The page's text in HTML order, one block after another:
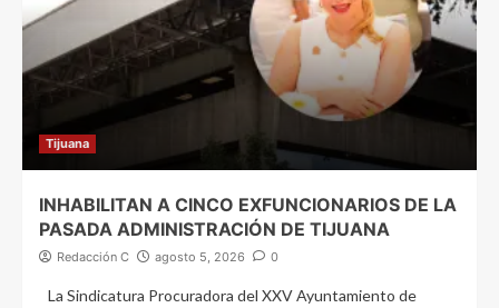
Tijuana
INHABILITAN A CINCO EXFUNCIONARIOS DE LA
PASADA ADMINISTRACIÓN DE TIJUANA
Redacción C agosto 5, 2026 0
La Sindicatura Procuradora del XXV Ayuntamiento de